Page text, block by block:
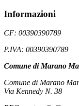
Informazioni
CF: 00390390789
P.IVA: 00390390789
Comune di Marano
Comune di Marano
Via Kennedy N. 38